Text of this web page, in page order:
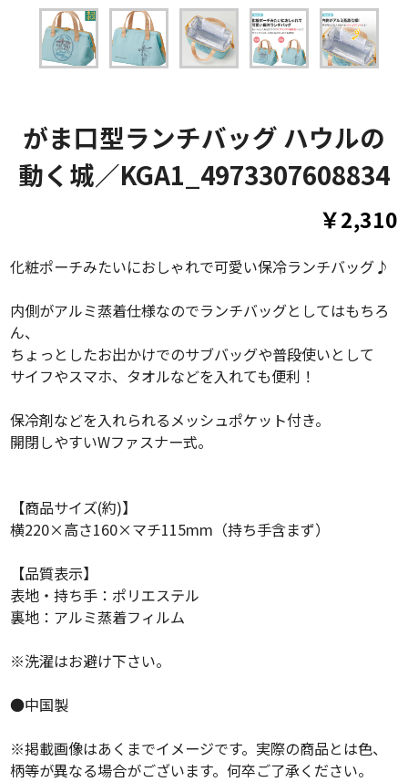
がま口型ランチバッグ ハウルの
動く城／KGA1_4973307608834
￥2,310
化粧ポーチみたいにおしゃれで可愛い保冷ランチバッグ♪
内側がアルミ蒸着仕様なのでランチバッグとしてはもちろ
ん、
ちょっとしたお出かけでのサブバッグや普段使いとして
サイフやスマホ、タオルなどを入れても便利！
保冷剤などを入れられるメッシュポケット付き。
開閉しやすいWファスナー式。
【商品サイズ(約)】
横220×高さ160×マチ115mm（持ち手含まず）
【品質表示】
表地・持ち手：ポリエステル
裏地：アルミ蒸着フィルム
※洗濯はお避け下さい。
●中国製
※掲載画像はあくまでイメージです。実際の商品とは色、
柄等が異なる場合がございます。何卒ご了承ください。